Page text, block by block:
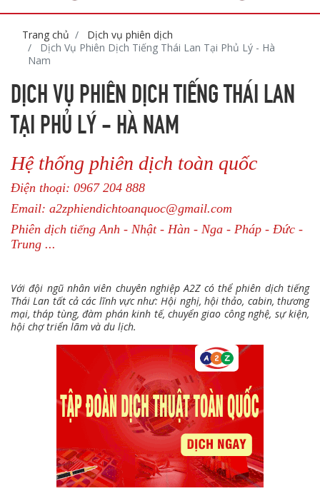
Trang chủ
Dịch vụ phiên dịch
Dịch Vụ Phiên Dịch Tiếng Thái Lan Tại Phủ Lý - Hà
Nam
DỊCH VỤ PHIÊN DỊCH TIẾNG THÁI LAN
TẠI PHỦ LÝ - HÀ NAM
Hệ thống phiên dịch toàn quốc
Điện thoại: 0967 204 888
Email: a2zphiendichtoanquoc@gmail.com
Phiên dịch tiếng Anh - Nhật - Hàn - Nga - Pháp - Đức -
Trung ...
Với đội ngũ nhân viên chuyên nghiệp A2Z có thể phiên dịch tiếng
Thái Lan tất cả các lĩnh vực như: Hội nghị, hội thảo, cabin, thương
mại, tháp tùng, đàm phán kinh tế, chuyển giao công nghệ, sự kiện,
hội chợ triển lãm và du lịch.